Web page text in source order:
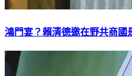
鴻門宴？賴清德邀在野共商